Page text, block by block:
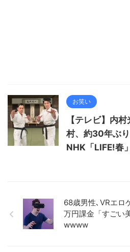
お笑い
【テレビ】内
村、約30年ぶ
NHK「LIFE!春
68歳男性､VRエロ
万円課金「すごい
wwww